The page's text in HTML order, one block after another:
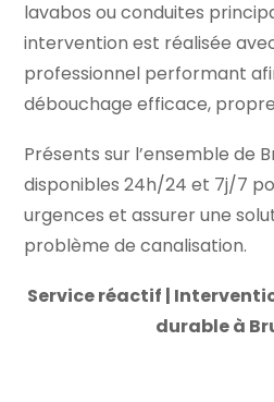
lavabos ou conduites
intervention est réalisée
professionnel performant
débouchage efficace,
Présents sur l’ensemble de
disponibles 24h/24 et 7j/7
urgences et assurer une
problème de canalisation.
Service réactif |
durable à